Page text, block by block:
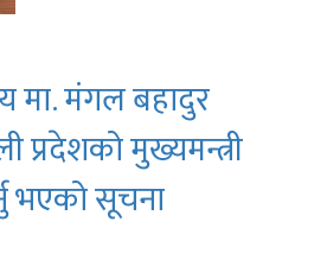
मा. मंगल बहादुर
प्रदेशको मुख्यमन्त्री
भएको सूचना